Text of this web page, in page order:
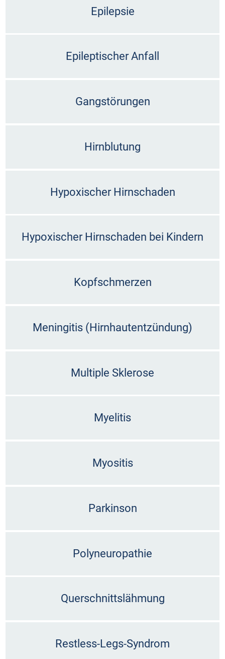
Epilepsie
Epileptischer Anfall
Gangstörungen
Hirnblutung
Hypoxischer Hirnschaden
Hypoxischer Hirnschaden bei Kindern
Kopfschmerzen
Meningitis (Hirnhautentzündung)
Multiple Sklerose
Myelitis
Myositis
Parkinson
Polyneuropathie
Querschnittslähmung
Restless-Legs-Syndrom